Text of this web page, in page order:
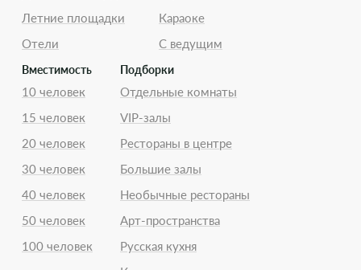
Летние площадки
Отели
Караоке
С ведущим
Вместимость
10 человек
15 человек
20 человек
30 человек
40 человек
50 человек
100 человек
Подборки
Отдельные комнаты
VIP-залы
Рестораны в центре
Большие залы
Необычные рестораны
Арт-пространства
Русская кухня